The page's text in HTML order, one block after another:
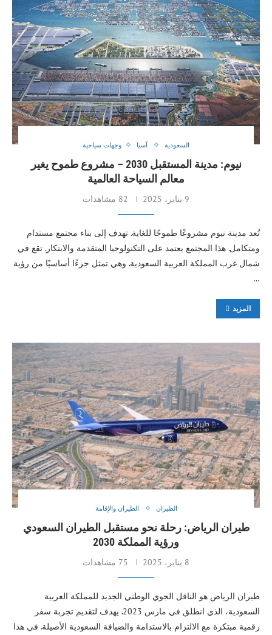
السعودية آسيا وجهات سياحية
نيوم: مدينة المستقبل 2030 – مشروع طموح يغير
معالم السياحة العالمية
9 يناير، 2025 82 مشاهدات
تُعد مدينة نيوم مشروعًا طموحًا للغاية. تهدف إلى بناء مجتمع مستدام
ومتكامل. هذا المجتمع يعتمد على التكنولوجيا المتقدمة والابتكار. تقع في
شمال غرب المملكة العربية السعودية. وهي تمثل جزءًا أساسيًا من رؤية
…
المزيد
الطيران الطيران والإقامة
طيران الرياض: رحلة نحو مستقبل الطيران السعودي
ورؤية المملكة 2030
8 يناير، 2025 75 مشاهدات
طيران الرياض هو الناقل الجوي الوطني الجديد للمملكة العربية
السعودية، الذي انطلق في مارس 2023. يهدف لتقديم تجربة سفر
رقمية مبتكرة مع الالتزام بالاستدامة والضيافة السعودية الأصيلة. في هذا